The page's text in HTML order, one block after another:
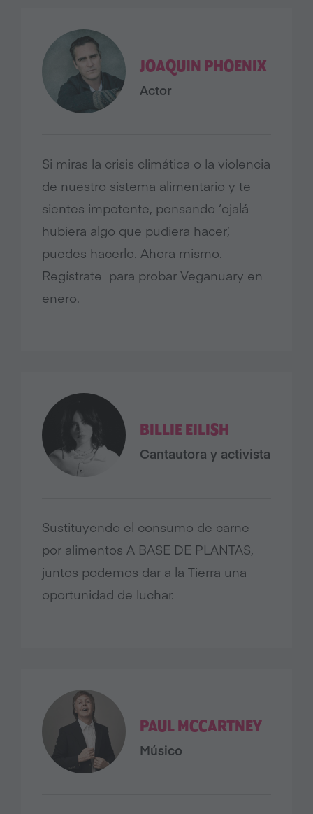
JOAQUIN PHOENIX
Actor
Si miras la crisis climática o la violencia
de nuestro sistema alimentario y te
sientes impotente, pensando ‘ojalá
hubiera algo que pudiera hacer’,
puedes hacerlo. Ahora mismo.
Regístrate para probar Veganuary en
enero.
BILLIE EILISH
Cantautora y activista
Sustituyendo el consumo de carne
por alimentos A BASE DE PLANTAS,
juntos podemos dar a la Tierra una
oportunidad de luchar.
PAUL MCCARTNEY
Músico